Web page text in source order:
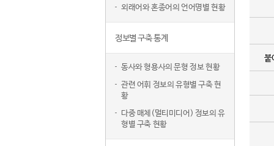
외래어와 혼종어의 언어명별 현황
정보별 구축 통계
동사와 형용사의 문형 정보 현황
관련 어휘 정보의 유형별 구축 현
황
다중 매체(멀티미디어) 정보의 유
형별 구축 현황
붙